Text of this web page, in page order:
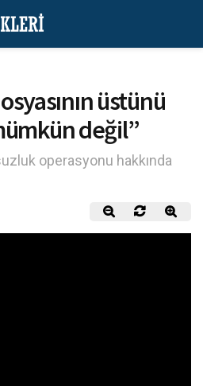
üstünü
değil”
operasyonu hakkında